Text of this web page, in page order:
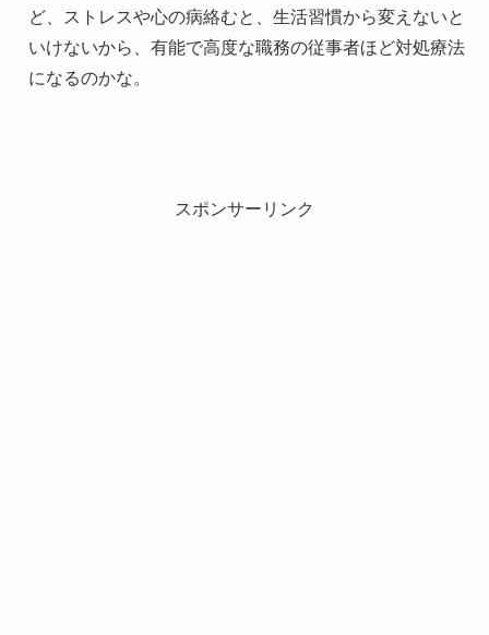
ど、ストレスや心の病絡むと、生活習慣から変えないと
いけないから、有能で高度な職務の従事者ほど対処療法
になるのかな。
スポンサーリンク